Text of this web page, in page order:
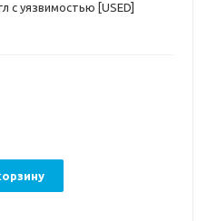
с уязвимостью [USED]